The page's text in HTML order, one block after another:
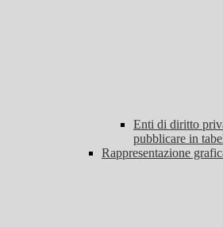
Enti di diritto
pubblicare in
Rappresentazione